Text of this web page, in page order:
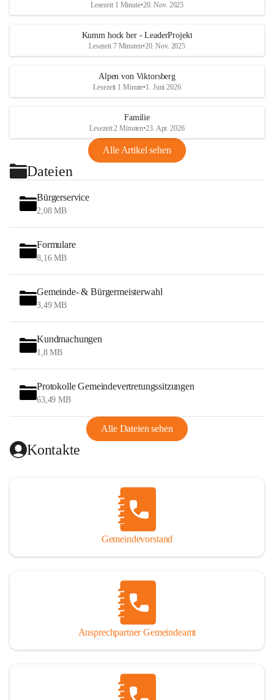
Lesezeit 1 Minute•20. Nov. 2025
Kumm hock her - LeaderProjekt
Lesezeit 7 Minuten•20. Nov. 2025
Alpen von Viktorsberg
Lesezeit 1 Minute•1. Juni 2026
Familie
Lesezeit 2 Minuten•23. Apr. 2026
Alle Artikel sehen
Dateien
Bürgerservice
2,08 MB
Formulare
8,16 MB
Gemeinde- & Bürgermeisterwahl
3,49 MB
Kundmachungen
1,8 MB
Protokolle Gemeindevertretungssitzungen
63,49 MB
Alle Dateien sehen
Kontakte
Gemeindevorstand
Ansprechpartner Gemeindeamt